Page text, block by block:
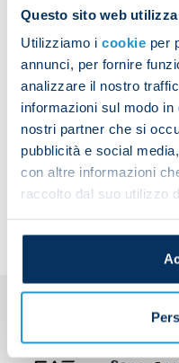
Questo sito web
Utilizziamo i cookie per
annunci, per fornire
analizzare il nostro
informazioni sul modo
nostri partner che si
pubblicità e social
con altre informazioni
raccolto dal suo utilizzo
Cameroon fell to a 1-
Thursday. The
on Monday against
Share the article with